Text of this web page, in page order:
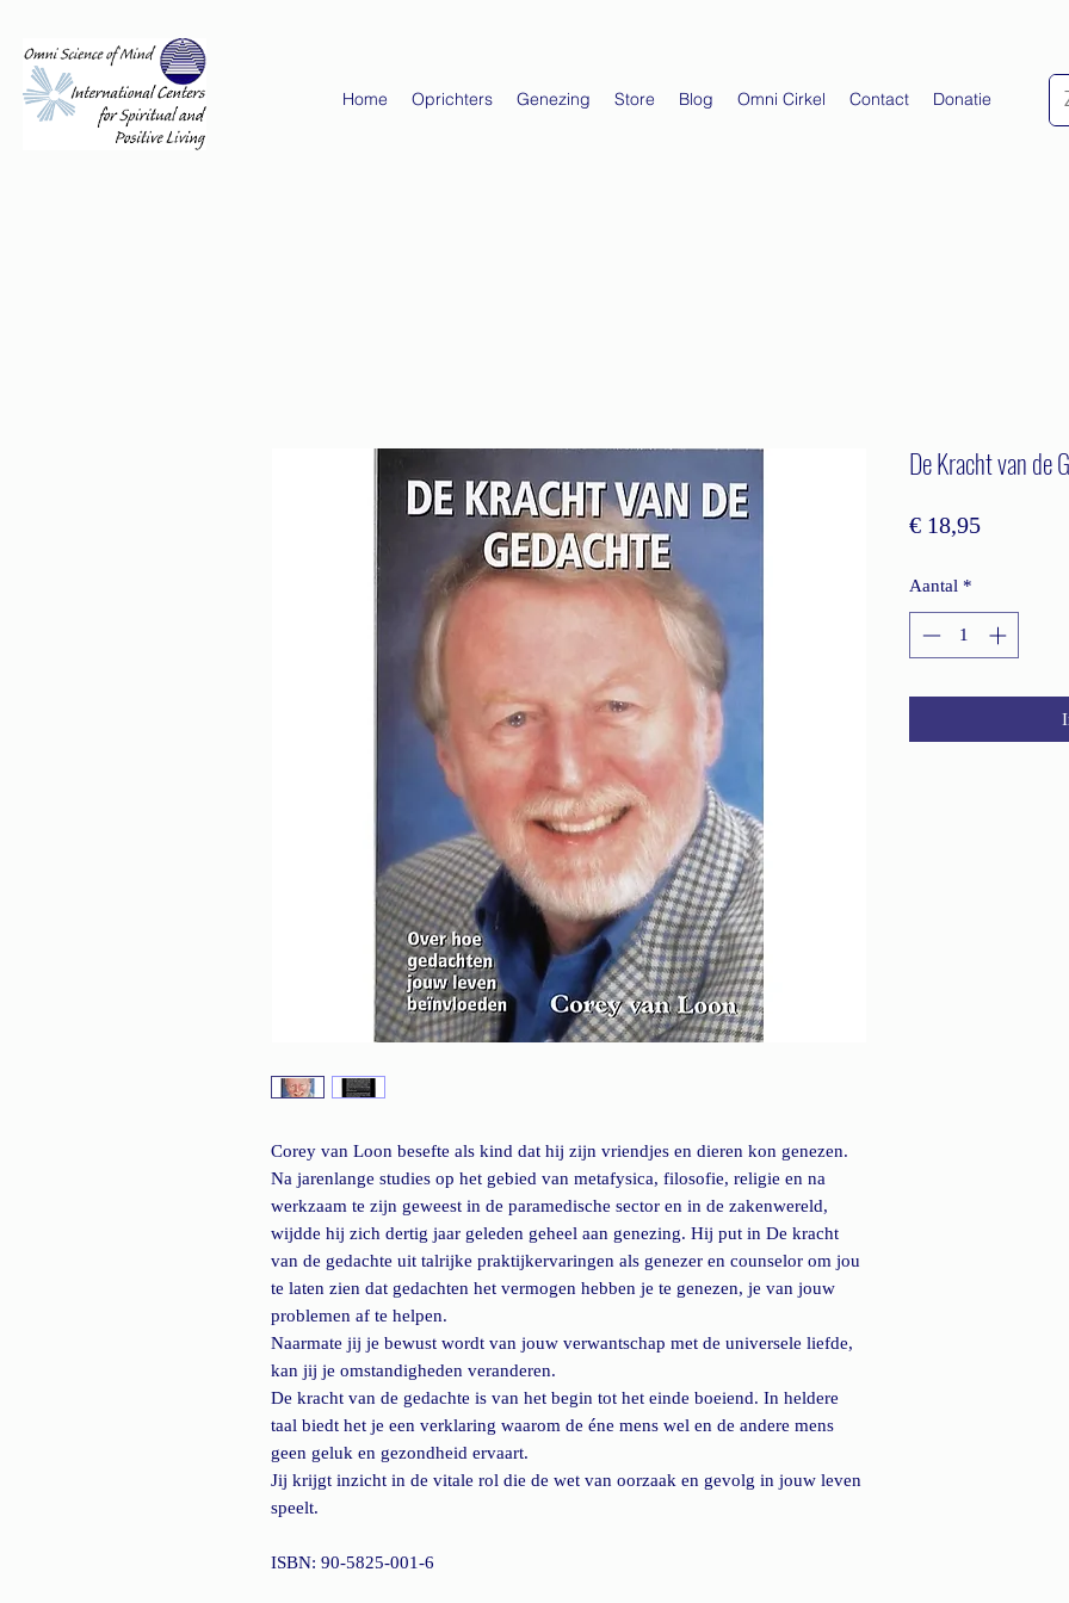
Home Oprichters Genezing Store Blog Omni Cirkel Contact Donatie
Corey van Loon besefte als kind dat hij zijn vriendjes en dieren kon genezen.
Na jarenlange studies op het gebied van metafysica, filosofie, religie en na
werkzaam te zijn geweest in de paramedische sector en in de zakenwereld,
wijdde hij zich dertig jaar geleden geheel aan genezing. Hij put in De kracht
van de gedachte uit talrijke praktijkervaringen als genezer en counselor om jou
te laten zien dat gedachten het vermogen hebben je te genezen, je van jouw
problemen af te helpen.
Naarmate jij je bewust wordt van jouw verwantschap met de universele liefde,
kan jij je omstandigheden veranderen.
De kracht van de gedachte is van het begin tot het einde boeiend. In heldere
taal biedt het je een verklaring waarom de éne mens wel en de andere mens
geen geluk en gezondheid ervaart.
Jij krijgt inzicht in de vitale rol die de wet van oorzaak en gevolg in jouw leven
speelt.
ISBN: 90-5825-001-6
De Kracht van de
€ 18,95Prijs
Aantal *